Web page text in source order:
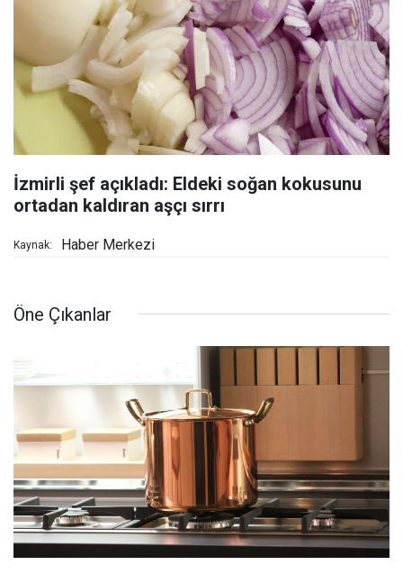
İzmirli şef açıkladı: Eldeki soğan kokusunu
ortadan kaldıran aşçı sırrı
Kaynak: Haber Merkezi
Öne Çıkanlar